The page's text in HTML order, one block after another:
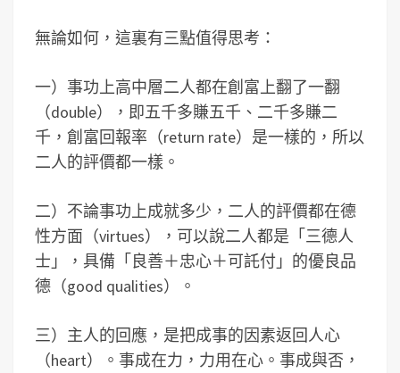
無論如何，這裏有三點值得思考：
一）事功上高中層二人都在創富上翻了一翻
（double），即五千多賺五千、二千多賺二
千，創富回報率（return rate）是一樣的，所以
二人的評價都一樣。
二）不論事功上成就多少，二人的評價都在德
性方面（virtues），可以說二人都是「三德人
士」，具備「良善＋忠心＋可託付」的優良品
德（good qualities）。
三）主人的回應，是把成事的因素返回人心
（heart）。事成在力，力用在心。事成與否，